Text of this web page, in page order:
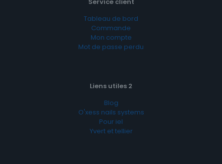
Tableau de bord
Commande
Mon compte
Mot de passe perdu
Liens utiles 2
Blog
O'xess nails systems
Pour iel
Yvert et tellier